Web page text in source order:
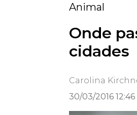
Animal
Onde
cidades
Carolina
30/03/2016 12:46